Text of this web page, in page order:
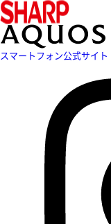
スマートフォン公式サイト